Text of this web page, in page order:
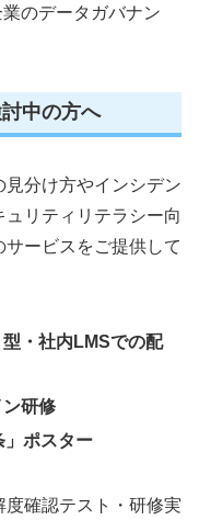
のデータガバナン
中の方へ
分け方やインシデン
ュリティリテラシー向
サービスをご提供して
・社内LMSでの配
研修
」ポスター
確認テスト・研修実